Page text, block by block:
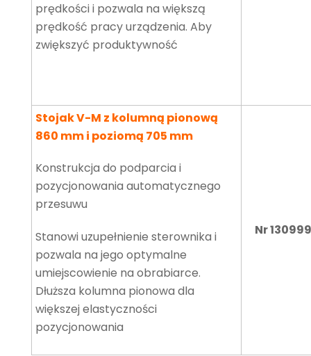
prędkości i pozwala na większą
prędkość pracy urządzenia. Aby
zwiększyć produktywność
Stojak V-M z kolumną pionową
860 mm i poziomą 705 mm
Konstrukcja do podparcia i
pozycjonowania automatycznego
przesuwu
Stanowi uzupełnienie sterownika i
pozwala na jego optymalne
umiejscowienie na obrabiarce.
Dłuższa kolumna pionowa dla
większej elastyczności
pozycjonowania
Nr